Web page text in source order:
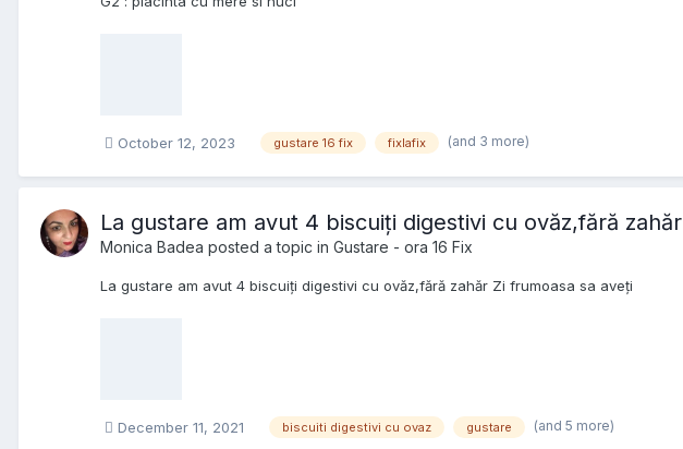
October 12, 2023 gustare 16 fix fixlafix (and 3 more)
La gustare am avut 4 biscuiți digestivi cu ovăz,fără zahăr
Monica Badea posted a topic in Gustare - ora 16 Fix
La gustare am avut 4 biscuiți digestivi cu ovăz,fără zahăr Zi frumoasa sa aveți
December 11, 2021 biscuiti digestivi cu ovaz gustare (and 5 more)